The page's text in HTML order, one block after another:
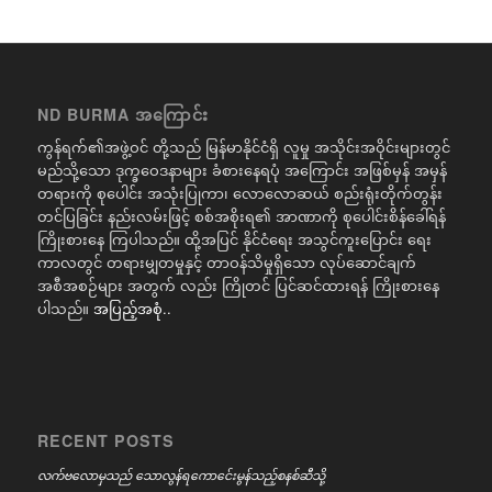
ND BURMA အကြောင်း
ကွန်ရက်၏အဖွဲ့ဝင် တို့သည် မြန်မာနိုင်ငံရှိ လူမှု အသိုင်းအဝိုင်းများတွင်
မည်သို့သော ဒုက္ခဝေဒနာများ ခံစားနေရပုံ အကြောင်း အဖြစ်မှန် အမှန်
တရားကို စုပေါင်း အသုံးပြုကာ၊ လောလောဆယ် စည်းရုံးတိုက်တွန်း
တင်ပြခြင်း နည်းလမ်းဖြင့် စစ်အစိုးရ၏ အာဏာကို စုပေါင်းစိန်ခေါ်ရန်
ကြိုးစားနေ ကြပါသည်။ ထို့အပြင် နိုင်ငံရေး အသွင်ကူးပြောင်း ရေး
ကာလတွင် တရားမျှတမှုနှင့် တာဝန်သိမှုရှိသော လုပ်ဆောင်ချက်
အစီအစဉ်များ အတွက် လည်း ကြိုတင် ပြင်ဆင်ထားရန် ကြိုးစားနေ
ပါသည်။ အပြည့်အစုံ..
RECENT POSTS
လက်ဗလောမှသည် သောလွန်ရကောင်ေးမွန်သည့်စနစ်ဆီသို့